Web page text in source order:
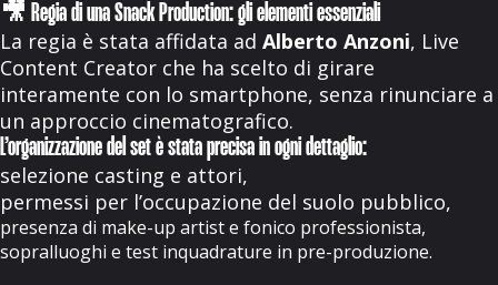
🎥 Regia di una Snack Production: gli elementi essenziali
La regia è stata affidata ad Alberto Anzoni, Live
Content Creator che ha scelto di girare
interamente con lo smartphone, senza rinunciare a
un approccio cinematografico.
L’organizzazione del set è stata precisa in ogni dettaglio:
selezione casting e attori,
permessi per l’occupazione del suolo pubblico,
presenza di make-up artist e fonico professionista,
sopralluoghi e test inquadrature in pre-produzione.